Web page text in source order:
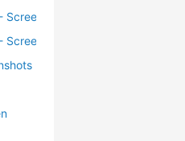
- Wachhund
Screenshots - Patientengruppen
- Medikation